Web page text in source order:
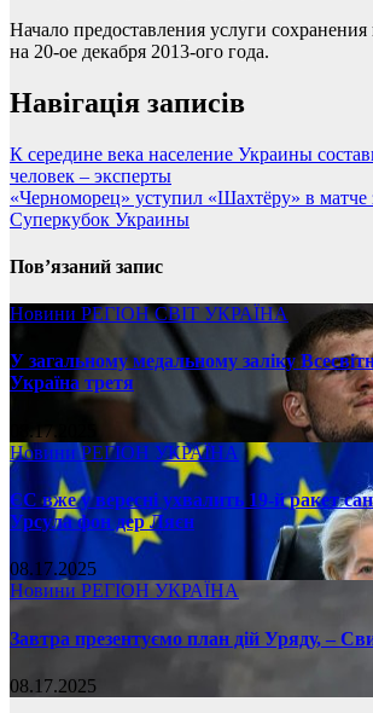
Начало предоставления услуги
на 20-ое декабря 2013-ого года.
Навігація записів
К середине века население Украины
человек – эксперты
«Черноморец» уступил «Шахтёру» в матче
Суперкубок Украины
Пов’язаний запис
Новини РЕГІОНСВІТ УКРАЇНА
У загальному медальному заліку
Україна третя
08.17.2025
НовиниРЕГІОН УКРАЇНА
ЄС вже у вересні ухвалить 19-й ракет
Урсула фон дер Ляєн
08.17.2025
Новини РЕГІОН УКРАЇНА
Завтра презентуємо план дій Уряду, –
08.17.2025